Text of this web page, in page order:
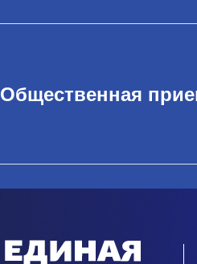
Общественная